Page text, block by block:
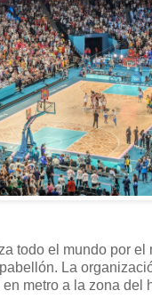
todo el mundo por el
La
metro a la zona del